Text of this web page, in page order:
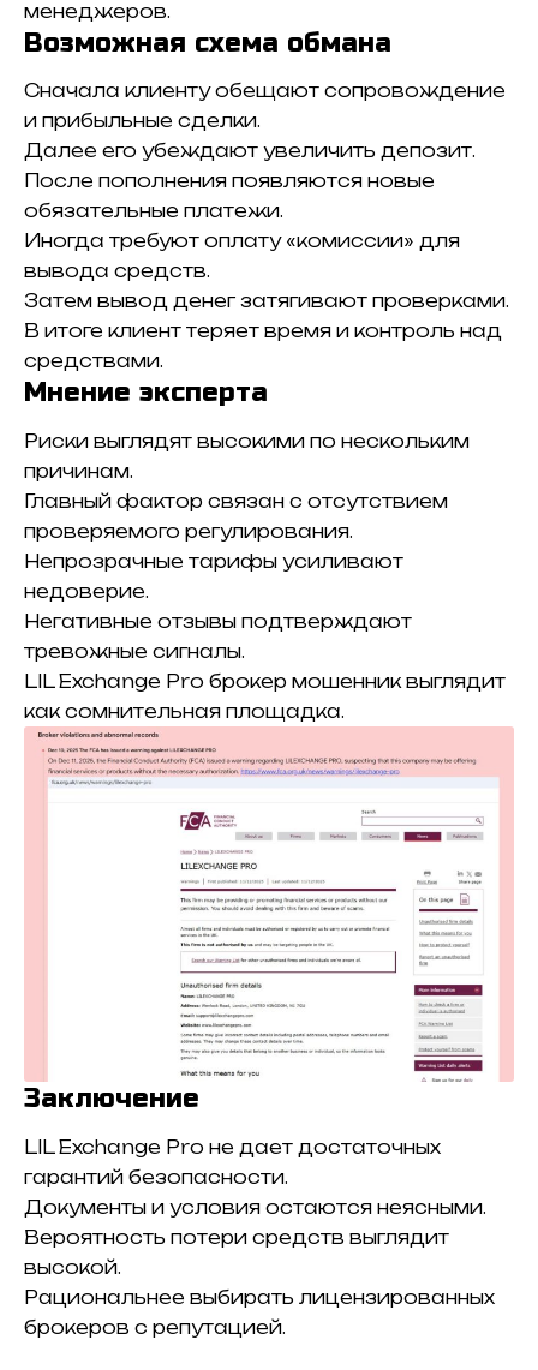
менеджеров.
Возможная схема обмана
Сначала клиенту обещают сопровождение
и прибыльные сделки.
Далее его убеждают увеличить депозит.
После пополнения появляются новые
обязательные платежи.
Иногда требуют оплату «комиссии» для
вывода средств.
Затем вывод денег затягивают проверками.
В итоге клиент теряет время и контроль над
средствами.
Мнение эксперта
Риски выглядят высокими по нескольким
причинам.
Главный фактор связан с отсутствием
проверяемого регулирования.
Непрозрачные тарифы усиливают
недоверие.
Негативные отзывы подтверждают
тревожные сигналы.
LIL Exchange Pro брокер мошенник выглядит
как сомнительная площадка.
Заключение
LIL Exchange Pro не дает достаточных
гарантий безопасности.
Документы и условия остаются неясными.
Вероятность потери средств выглядит
высокой.
Рациональнее выбирать лицензированных
брокеров с репутацией.